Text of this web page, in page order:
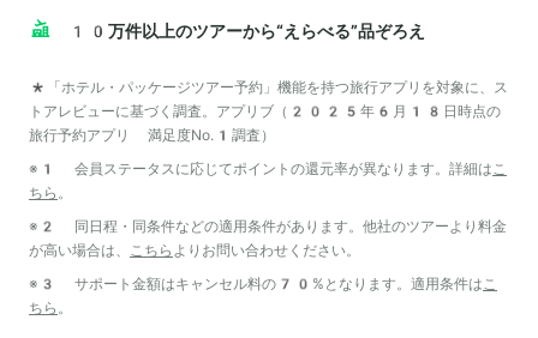
10万件以上のツアーから“えらべる”品ぞろえ
*「ホテル・パッケージツアー予約」機能を持つ旅行アプリを対象に、ス
トアレビューに基づく調査。アプリブ（2025年6月18日時点の
旅行予約アプリ 満足度No.1調査）
※1 会員ステータスに応じてポイントの還元率が異なります。詳細は こ
ちら 。
※2 同日程・同条件などの適用条件があります。他社のツアーより料金
が高い場合は、
こちら よりお問い合わせください。
※3 サポート金額はキャンセル料の70%となります。適用条件は こ
ちら 。